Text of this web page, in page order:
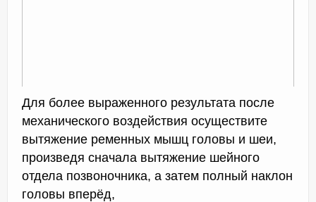
Для более выраженного результата после
механического воздействия осуществите
вытяжение ременных мышц головы и шеи,
произведя сначала вытяжение шейного
отдела позвоночника, а затем полный наклон
головы вперёд,